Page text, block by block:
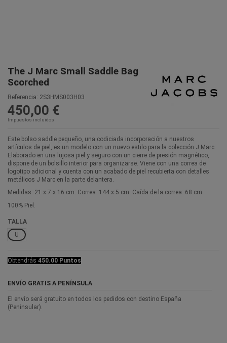
The J Marc Small Saddle Bag
Scorched
Referencia: 2S3HMS003H03
450,00 €
Impuestos incluidos
Este bolso saddle pequeño, una codiciada incorporación a nuestros
artículos de piel, es un modelo con un nuevo estilo para la colección J Marc.
Elaborado en una lujosa piel y seguro con un cierre de presión magnético,
dispone de un bolsillo interior para organizarse. Viene con una correa de
logotipo adicional y cuenta con un acabado de piel recubierta con detalles
metálicos J Marc en la parte delantera.
Medidas: 21 x 7 x 16 cm. Correa: 144 x 5 cm. Caída de la correa: 68 cm.
100% Piel.
TALLA
U
Obtendrás 450.00 Puntos
ENVÍO GRATIS A PENÍNSULA
El envío será gratuito en todos los pedidos con destino España
(Peninsular).